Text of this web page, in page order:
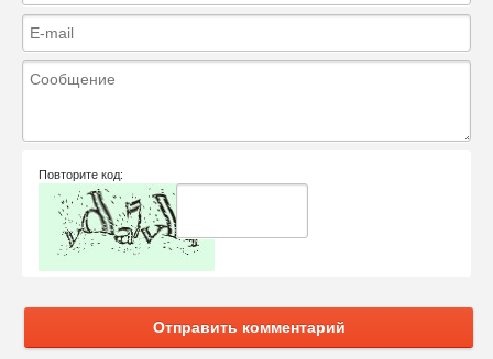
Повторите код:
Отправить комментарий